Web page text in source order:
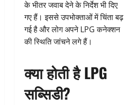
के भीतर जवाब देने के निर्देश भी दिए
गए हैं। इससे उपभोक्ताओं में चिंता बढ़
गई है और लोग अपने LPG कनेक्शन
की स्थिति जांचने लगे हैं।
क्या होती है LPG
सब्सिडी?